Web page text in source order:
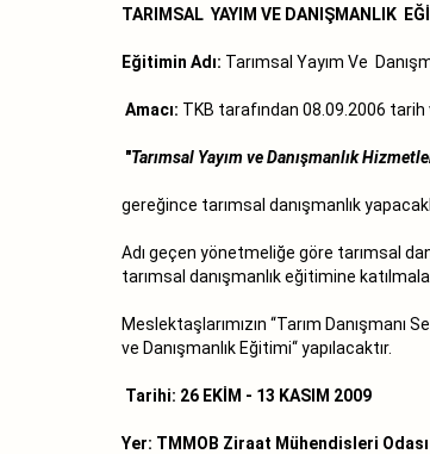
TARIMSAL YAYIM VE DANIŞMANLIK
Eğitimin Adı: Tarımsal Yayım Ve
Amacı: TKB tarafından 08.09.2006 tarih
"Tarımsal Yayım ve Danışmanlık
gereğince tarımsal danışmanlık
Adı geçen yönetmeliğe göre tarımsal
tarımsal danışmanlık eğitimine
Meslektaşlarımızın ‘‘Tarım
ve Danışmanlık Eğitimi‘‘ yapılacaktır.
Tarihi: 26 EKİM - 13 KASIM 2009
Yer: TMMOB Ziraat Mühendisleri